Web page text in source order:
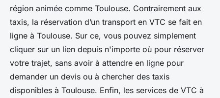
région animée comme Toulouse. Contrairement aux
taxis, la réservation d’un transport en VTC se fait en
ligne à Toulouse. Sur ce, vous pouvez simplement
cliquer sur un lien depuis n'importe où pour réserver
votre trajet, sans avoir à attendre en ligne pour
demander un devis ou à chercher des taxis
disponibles à Toulouse. Enfin, les services de VTC à